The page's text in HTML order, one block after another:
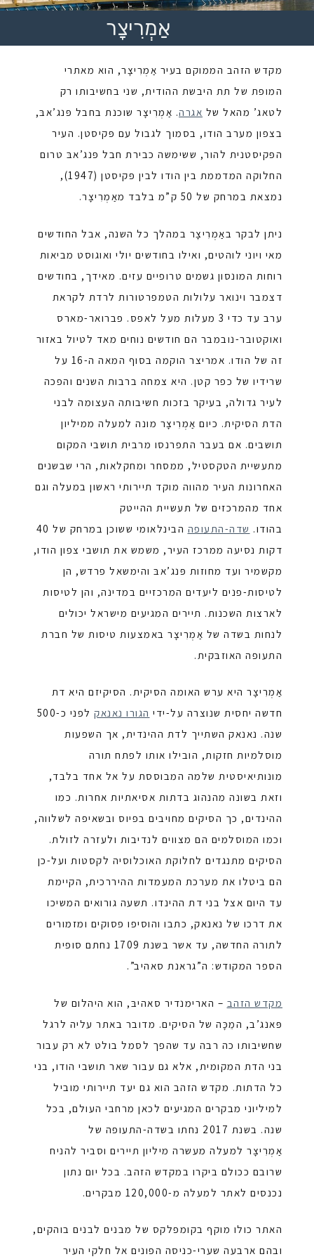
אַמְרִיצָר
מקדש הזהב הממוקם בעיר אַמְרִיצָר, הוא מאתרי
המופת של תת היבשת ההודית, שני בחשיבותו רק
לטאג’ מהאל של אגרה. אַמְרִיצָר שוכנת בחבל פּנג’אבּ,
בצפון מערב הודו, בסמוך לגבול עם פּקיסטן. העיר
הפּקיסטנית להור, ששימשה כבירת חבל פּנג’אבּ טרום
החלוקה המדממת בין הודו לבין פּקיסטן (1947),
נמצאת במרחק של 50 ק”מ בלבד מאַמְרִיצָר.
ניתן לבקר באַמְרִיצָר במהלך כל השנה, אבל החודשים
מאי ויוני לוהטים, ואילו בחודשים יולי ואוגוסט מביאות
רוחות המונסון גשמים טרופיים עזים. מאידך, בחודשים
דצמבר וינואר עלולות הטמפרטורות לרדת לקראת
ערב עד כדי 3 מעלות מעל לאפס. פברואר-מארס
ואוקטובר-נובמבר הם חודשים נוחים מאד לטיול באזור
זה של הודו.
אמריצר הוקמה בסוף המאה ה-16 על
שרידיו של כפר קטן. היא צמחה ברבות השנים והפכה
לעיר גדולה, בעיקר בזכות חשיבותה העצומה לבני
הדת הסיקית. כיום אַמְרִיצָר מונה למעלה ממיליון
תושבים. אם בעבר התפרנסו מרבית תושבי המקום
מתעשיית הטקסטיל, ממסחר ומחקלאות, הרי שבשנים
האחרונות העיר מהווה מוקד תיירותי ראשון במעלה וגם
אחד מהמרכזים של תעשיית ההייטק
בהודו. שדה-התעופה
הבינלאומי ששוכן במרחק של 40
דקות נסיעה ממרכז העיר, משמש את תושבי צפון הודו,
מקשמיר ועד מחוזות פּנג’אבּ והימשאל פרדש, הן
לטיסות-פנים ליעדים המרכזיים במדינה, והן לטיסות
לארצות השכנות. תיירים המגיעים מישראל יכולים
לנחות בשדה של אַמְרִיצָר באמצעות טיסות של חברת
התעופה האוזבּקית.
אַמְרִיצָר היא ערש האומה הסיקית. הסיקיזם היא דת
חדשה יחסית שנוצרה על-ידי הגורו נאנאק
לפני כ-500
שנה. נאנאק השתייך לדת ההינדית, אך השפעות
מוסלמיות חזקות, הובילו אותו לפתח תורה
מונותיאיסטית שלמה המבוססת על אל אחד בלבד,
וזאת בשונה מהנהוג בדתות אסיאתיות אחרות. כמו
ההינדים, כך הסיקים מחויבים בפיוס ובשאיפה לשלווה,
וכמו המוסלמים הם מצווים לנדיבות ולעזרה לזולת.
הסיקים מתנגדים לחלוקת האוכלוסיה לקסטות ועל-כן
הם ביטלו את מערכת המעמדות ההיררכית, הקיימת
עד היום אצל בני דת ההינדו. תשעה גורואים המשיכו
את דרכו של נאנאק, כתבו והוסיפו פסוקים ומזמורים
לתורה החדשה, עד אשר בשנת 1709 נחתם סופית
הספר המקודש: ה”גראנת סאהיב”.
מקדש הזהב – הארימנדיר סאהיבּ, הוא היהלום של
פּאנג’ב, המֵכָּה של הסיקים. מדובר באתר עליה לרגל
שחשיבותו כה רבה עד שהפך לסמל בולט לא רק עבור
בני הדת המקומית, אלא גם עבור שאר תושבי הודו, בני
כל הדתות. מקדש הזהב הוא גם יעד תיירותי מוביל
למיליוני מבקרים המגיעים לכאן מרחבי העולם, בכל
שנה. בשנת 2017 נחתו בשדה-התעופה של
אַמְרִיצָר למעלה מעשרה מיליון תיירים וסביר להניח
שרובם ככולם ביקרו במקדש הזהב. בכל יום נתון
נכנסים לאתר למעלה מ-120,000 מבקרים.
האתר כולו מוקף בקומפלקס של מבנים לבנים בוהקים,
ובהם ארבעה שערי-כניסה הפונים אל חלקי העיר